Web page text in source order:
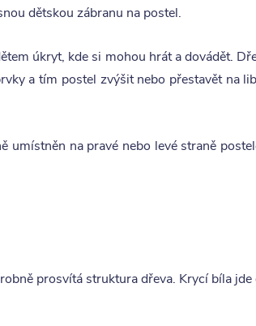
dětskou zábranu na postel.
úkryt, kde si mohou hrát a dovádět.
a tím postel zvýšit nebo přestavět na
umístněn na pravé nebo levé straně
prosvítá struktura dřeva. Krycí bíla